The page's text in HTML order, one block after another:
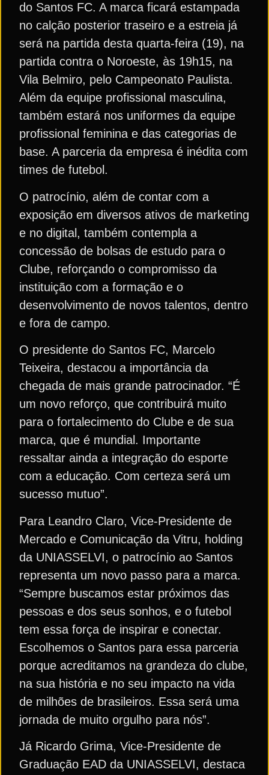
do Santos FC. A marca ficará estampada
no calção posterior traseiro e a estreia já
será na partida desta quarta-feira (19), na
partida contra o Noroeste, às 19h15, na
Vila Belmiro, pelo Campeonato Paulista.
Além da equipe profissional masculina,
também estará nos uniformes da equipe
profissional feminina e das categorias de
base. A parceria da empresa é inédita com
times de futebol.
O patrocínio, além de contar com a
exposição em diversos ativos de marketing
e no digital, também contempla a
concessão de bolsas de estudo para o
Clube, reforçando o compromisso da
instituição com a formação e o
desenvolvimento de novos talentos, dentro
e fora de campo.
O presidente do Santos FC, Marcelo
Teixeira, destacou a importância da
chegada de mais grande patrocinador. “É
um novo reforço, que contribuirá muito
para o fortalecimento do Clube e de sua
marca, que é mundial. Importante
ressaltar ainda a integração do esporte
com a educação. Com certeza será um
sucesso mutuo”.
Para Leandro Claro, Vice-Presidente de
Mercado e Comunicação da Vitru, holding
da UNIASSELVI, o patrocínio ao Santos
representa um novo passo para a marca.
“Sempre buscamos estar próximos das
pessoas e dos seus sonhos, e o futebol
tem essa força de inspirar e conectar.
Escolhemos o Santos para essa parceria
porque acreditamos na grandeza do clube,
na sua história e no seu impacto na vida
de milhões de brasileiros. Essa será uma
jornada de muito orgulho para nós”.
Já Ricardo Grima, Vice-Presidente de
Graduação EAD da UNIASSELVI, destaca